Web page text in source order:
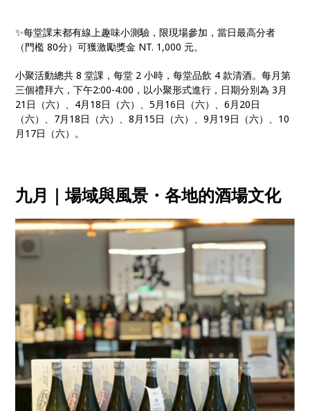
✨每堂課末都有線上趣味小測驗，限現場參加，當日最高分者
（門檻 80分）可獲激勵獎金 NT. 1,000 元。
小聚活動總共 8 堂課，每堂 2 小時，每堂品飲 4 款清酒。每月第
三個禮拜六，下午2:00-4:00，以小聚形式進行，日期分別為 3月
21日（六）、4月18日（六）、5月16日（六）、6月20日
（六）、7月18日（六）、8月15日（六）、9月19日（六）、10
月17日（六）。
九月｜場域與風景・各地的酒場文化